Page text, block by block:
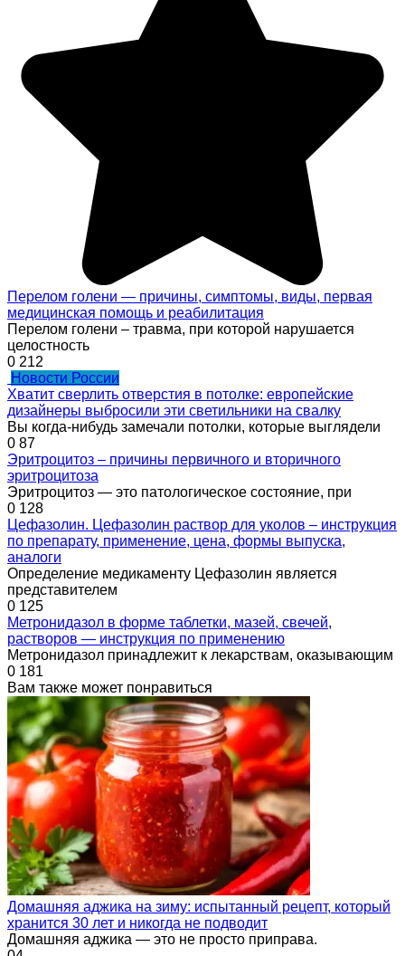
Перелом голени — причины, симптомы, виды, первая
медицинская помощь и реабилитация
Перелом голени – травма, при которой нарушается
целостность
0 212
Новости России
Хватит сверлить отверстия в потолке: европейские
дизайнеры выбросили эти светильники на свалку
Вы когда-нибудь замечали потолки, которые выглядели
0 87
Эритроцитоз – причины первичного и вторичного
эритроцитоза
Эритроцитоз — это патологическое состояние, при
0 128
Цефазолин. Цефазолин раствор для уколов – инструкция
по препарату, применение, цена, формы выпуска,
аналоги
Определение медикаменту Цефазолин является
представителем
0 125
Метронидазол в форме таблетки, мазей, свечей,
растворов — инструкция по применению
Метронидазол принадлежит к лекарствам, оказывающим
0 181
Вам также может понравиться
Домашняя аджика на зиму: испытанный рецепт, который
хранится 30 лет и никогда не подводит
Домашняя аджика — это не просто приправа.